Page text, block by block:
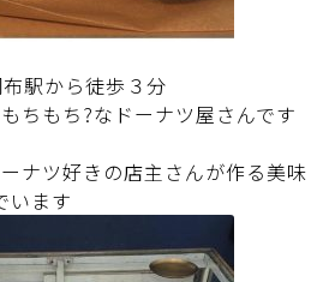
駅から徒歩３分
ちもち?なドーナツ屋さんです
ナツ好きの店主さんが作る美味
います